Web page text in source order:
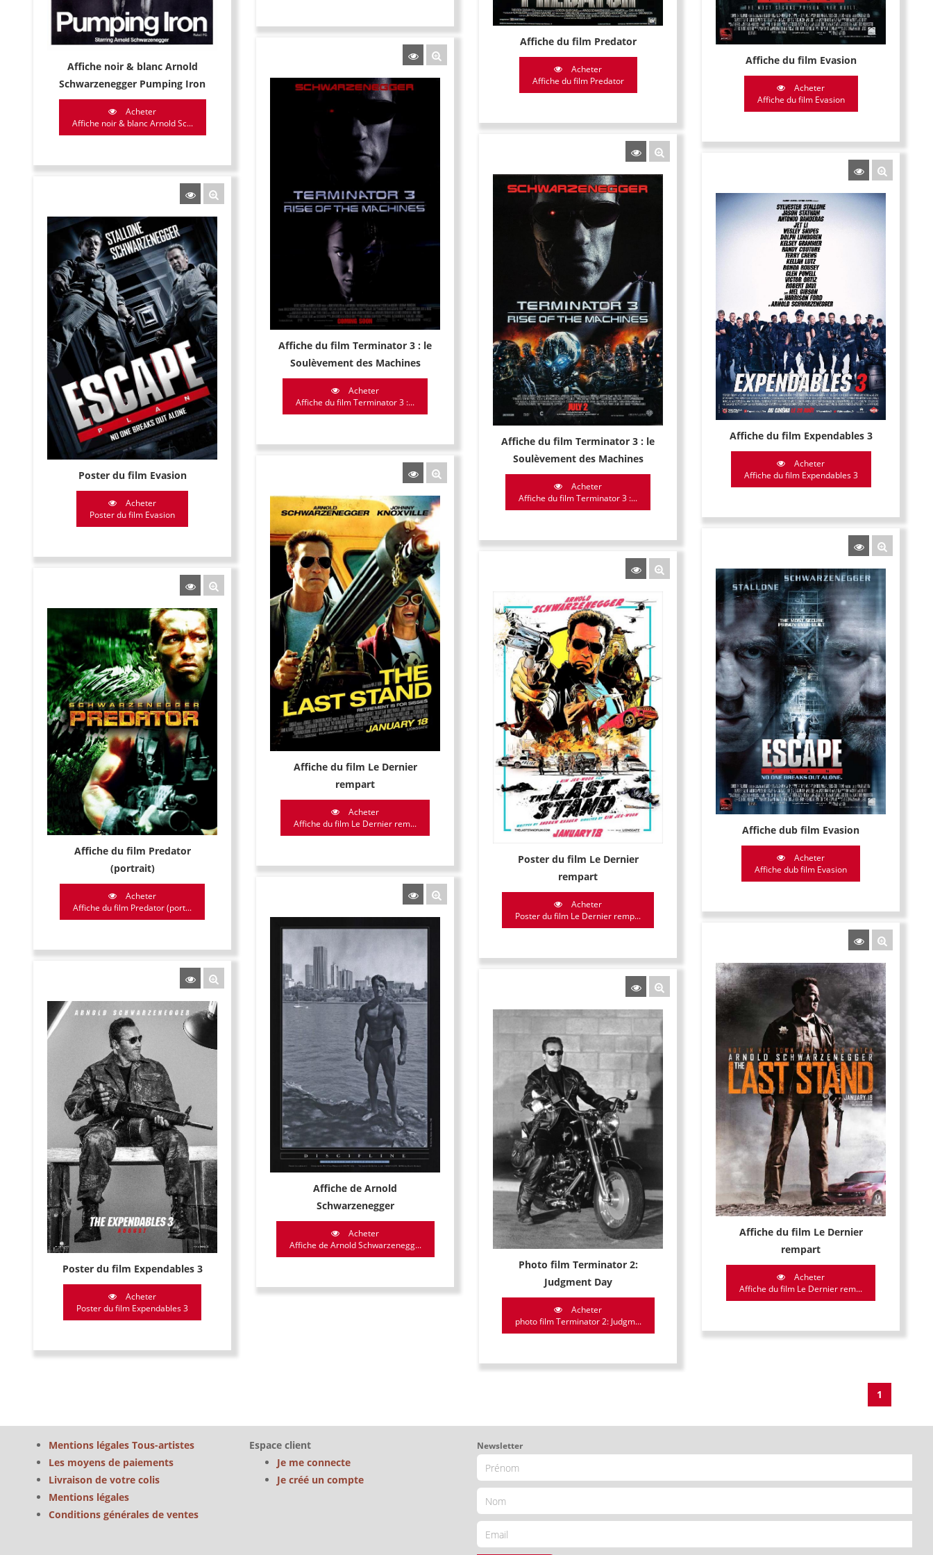
Affiche noir & blanc Arnold
Schwarzenegger Pumping Iron
Acheter
Affiche noir & blanc Arnold Sc...
Affiche du film Predator
Acheter
Affiche du film Predator
Affiche du film Evasion
Acheter
Affiche du film Evasion
Affiche du film Terminator 3 : le
Soulèvement des Machines
Acheter
Affiche du film Terminator 3 :...
Affiche du film Terminator 3 : le
Soulèvement des Machines
Acheter
Affiche du film Terminator 3 :...
Affiche du film Expendables 3
Acheter
Affiche du film Expendables 3
Poster du film Evasion
Acheter
Poster du film Evasion
Affiche du film Le Dernier
rempart
Acheter
Affiche du film Le Dernier rem...
Affiche dub film Evasion
Acheter
Affiche dub film Evasion
Poster du film Le Dernier
rempart
Acheter
Poster du film Le Dernier remp...
Affiche du film Predator
(portrait)
Acheter
Affiche du film Predator (port...
Affiche de Arnold
Schwarzenegger
Acheter
Affiche de Arnold Schwarzenegg...
Affiche du film Le Dernier
rempart
Acheter
Affiche du film Le Dernier rem...
Poster du film Expendables 3
Acheter
Poster du film Expendables 3
Photo film Terminator 2:
Judgment Day
Acheter
photo film Terminator 2: Judgm...
1
Mentions légales Tous-artistes
Les moyens de paiements
Livraison de votre colis
Mentions légales
Conditions générales de ventes
Espace client
Je me connecte
Je créé un compte
Newsletter